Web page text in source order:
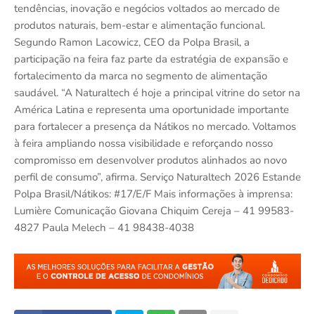
tendências, inovação e negócios voltados ao mercado de
produtos naturais, bem-estar e alimentação funcional.
Segundo Ramon Lacowicz, CEO da Polpa Brasil, a
participação na feira faz parte da estratégia de expansão e
fortalecimento da marca no segmento de alimentação
saudável. “A Naturaltech é hoje a principal vitrine do setor na
América Latina e representa uma oportunidade importante
para fortalecer a presença da Nátikos no mercado. Voltamos
à feira ampliando nossa visibilidade e reforçando nosso
compromisso em desenvolver produtos alinhados ao novo
perfil de consumo”, afirma. Serviço Naturaltech 2026 Estande
Polpa Brasil/Nátikos: #17/E/F Mais informações à imprensa:
Lumière Comunicação Giovana Chiquim Cereja – 41 99583-
4827 Paula Melech – 41 98438-4038